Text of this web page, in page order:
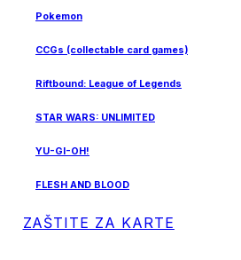
Pokemon
CCGs (collectable card games)
Riftbound: League of Legends
STAR WARS: UNLIMITED
YU-GI-OH!
FLESH AND BLOOD
ZAŠTITE ZA KARTE